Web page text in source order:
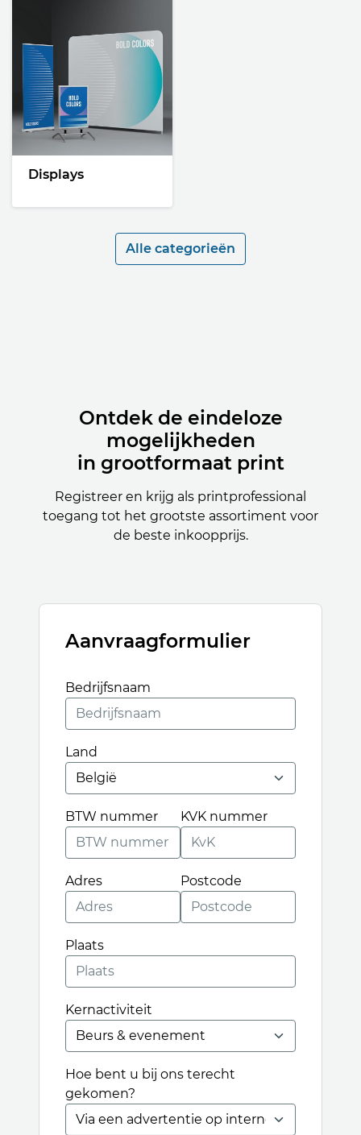
Displays
Alle categorieën
Ontdek de eindeloze
mogelijkheden
in grootformaat print
Registreer en krijg als printprofessional
toegang tot het grootste assortiment voor
de beste inkoopprijs.
Aanvraagformulier
Bedrijfsnaam
Land
BTW nummer KVK nummer
Adres Postcode
Plaats
Kernactiviteit
Hoe bent u bij ons terecht
gekomen?